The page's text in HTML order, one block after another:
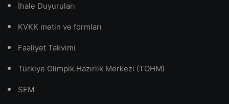
İhale Duyuruları
KVKK metin ve formları
Faaliyet Takvimi
Türkiye Olimpik Hazırlık Merkezi (TOHM)
SEM